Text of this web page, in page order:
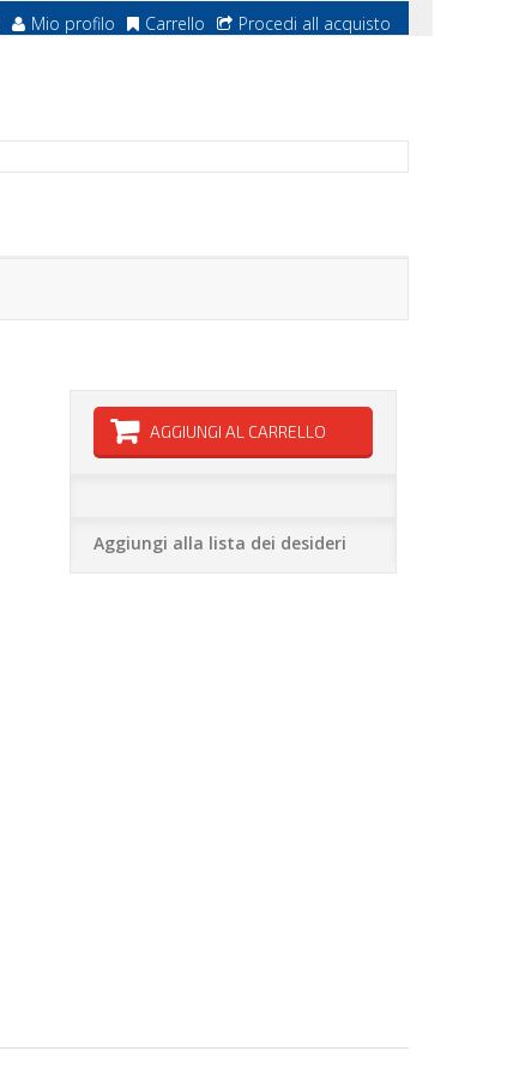
Mio profilo Carrello Procedi all acquisto
AGGIUNGI AL CARRELLO
Aggiungi alla lista dei desideri